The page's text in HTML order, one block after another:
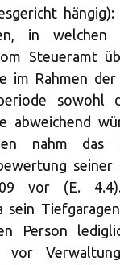
in
Steueramt
im Rahmen
sowohl
abweichend
nahm das
vor (E.
sein
Person
vor